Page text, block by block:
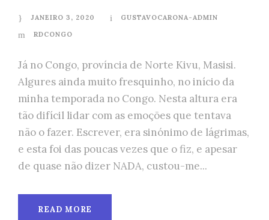
JANEIRO 3, 2020
GUSTAVOCARONA-ADMIN
RDCONGO
Já no Congo, província de Norte Kivu, Masisi.
Algures ainda muito fresquinho, no início da
minha temporada no Congo. Nesta altura era
tão difícil lidar com as emoções que tentava
não o fazer. Escrever, era sinónimo de lágrimas,
e esta foi das poucas vezes que o fiz, e apesar
de quase não dizer NADA, custou-me...
READ MORE